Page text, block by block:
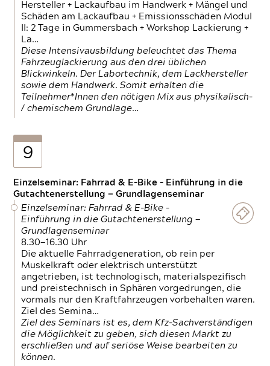
Hersteller + Lackaufbau im Handwerk + Mängel und
Schäden am Lackaufbau + Emissionsschäden Modul
II: 2 Tage in Gummersbach + Workshop Lackierung +
La…
Diese Intensivausbildung beleuchtet das Thema
Fahrzeuglackierung aus den drei üblichen
Blickwinkeln. Der Labortechnik, dem Lackhersteller
sowie dem Handwerk. Somit erhalten die
Teilnehmer*Innen den nötigen Mix aus physikalisch-
/ chemischem Grundlage…
9
Einzelseminar: Fahrrad & E-Bike - Einführung in die
Gutachtenerstellung — Grundlagenseminar
Einzelseminar: Fahrrad & E-Bike -
Einführung in die Gutachtenerstellung —
Grundlagenseminar
8.30—16.30 Uhr
Die aktuelle Fahrradgeneration, ob rein per
Muskelkraft oder elektrisch unterstützt
angetrieben, ist technologisch, materialspezifisch
und preistechnisch in Sphären vorgedrungen, die
vormals nur den Kraftfahrzeugen vorbehalten waren.
Ziel des Semina…
Ziel des Seminars ist es, dem Kfz-Sachverständigen
die Möglichkeit zu geben, sich diesen Markt zu
erschließen und auf seriöse Weise bearbeiten zu
können.